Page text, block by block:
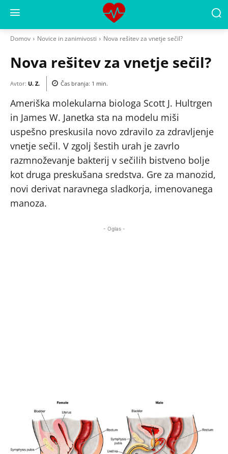
Domov Novice in zanimivosti Nova rešitev za vnetje sečil?
Nova rešitev za vnetje sečil?
Avtor: U. Z. Čas branja: 1 min.
Ameriška molekularna biologa Scott J. Hultrgen
in James W. Janetka sta na modelu miši
uspešno preskusila novo zdravilo za zdravljenje
vnetje sečil. V zgolj šestih urah je zavrlo
razmnoževanje bakterij v sečilih bistveno bolje
kot druga preskušana sredstva. Gre za manozid,
novi derivat naravnega sladkorja, imenovanega
manoza.
- Oglas -